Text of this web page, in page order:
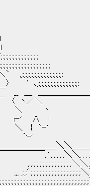
__ ＿ ＿＿＿＿＿＿
／＼￣￣￣￣￣￣
＼ ヽ
r‐' ∧ l
＼ { `ｰ'
`ｰ'
＿＿＿＿＼＼＿＿
￣,:':;:;:;:;:;＼＼
＼＼